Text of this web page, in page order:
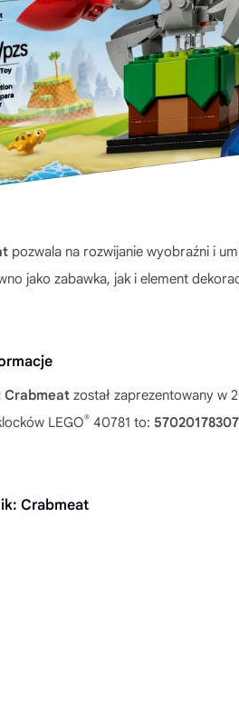
pozwala na rozwijanie wyobraźni i
jako zabawka, jak i element
Crabmeat został zaprezentowany w
LEGO® 40781 to:
Crabmeat